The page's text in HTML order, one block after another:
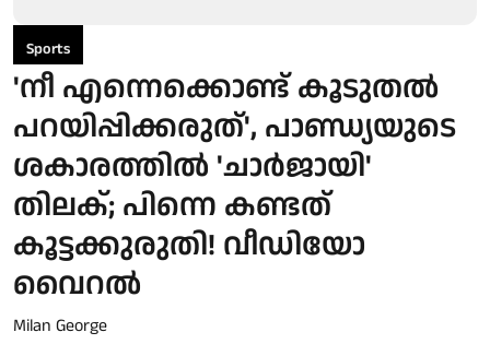
Sports
'നീ എന്നെക്കൊണ്ട് കൂടുതൽ
പറയിപ്പിക്കരുത്', പാണ്ഡ്യയുടെ
ശകാരത്തിൽ 'ചാര്‍ജായി'
തിലക്; പിന്നെ കണ്ടത്
കൂട്ടക്കുരുതി! വീഡിയോ
വൈറൽ
Milan George